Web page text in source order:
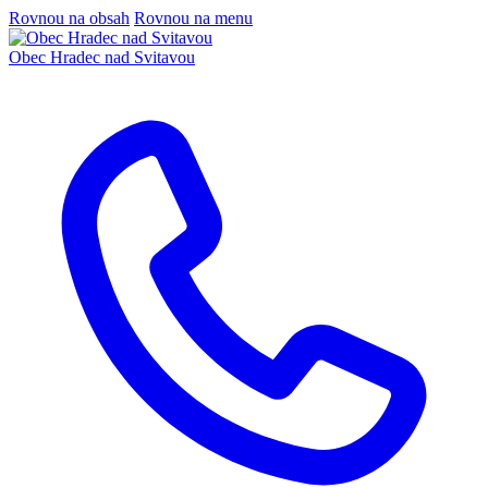
Rovnou na obsah Rovnou na menu
Obec Hradec nad Svitavou